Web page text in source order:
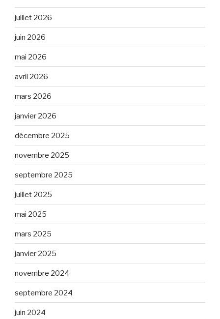
juillet 2026
juin 2026
mai 2026
avril 2026
mars 2026
janvier 2026
décembre 2025
novembre 2025
septembre 2025
juillet 2025
mai 2025
mars 2025
janvier 2025
novembre 2024
septembre 2024
juin 2024